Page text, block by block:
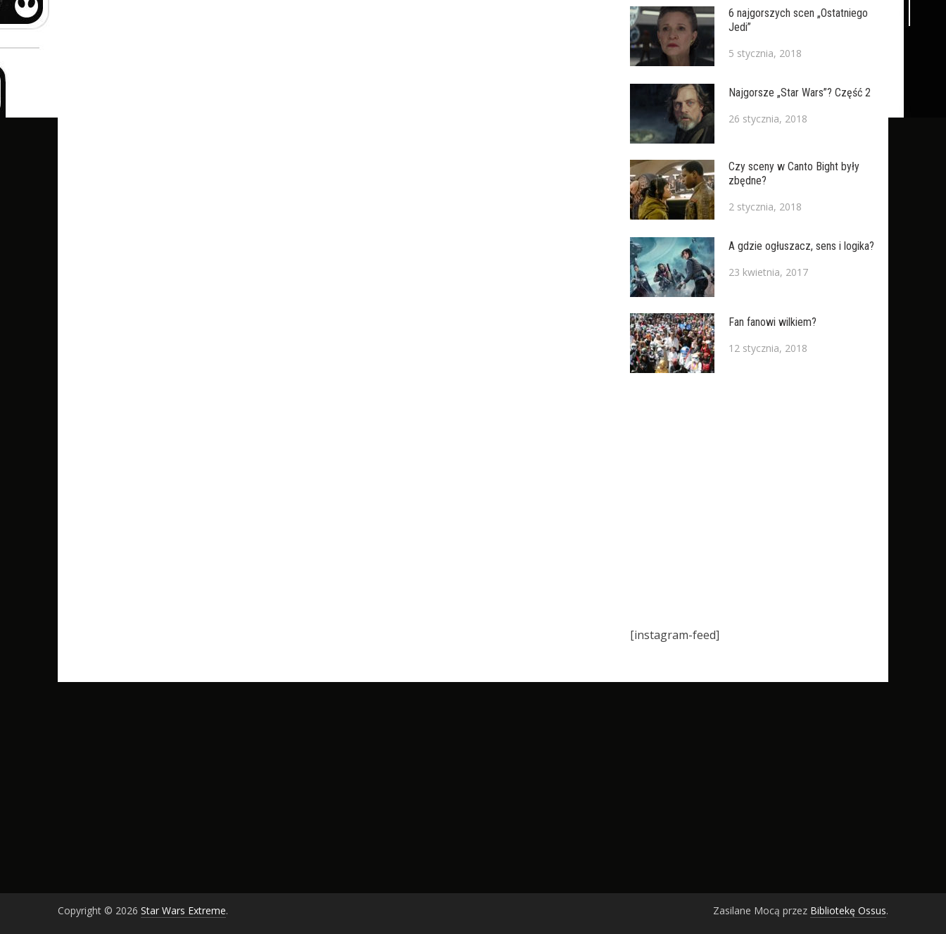
6 najgorszych scen „Ostatniego
Jedi”
5 stycznia, 2018
Najgorsze „Star Wars”? Część 2
26 stycznia, 2018
Czy sceny w Canto Bight były
zbędne?
2 stycznia, 2018
A gdzie ogłuszacz, sens i logika?
23 kwietnia, 2017
Fan fanowi wilkiem?
12 stycznia, 2018
[instagram-feed]
Copyright © 2026 Star Wars Extreme. Zasilane Mocą przez Bibliotekę Ossus.